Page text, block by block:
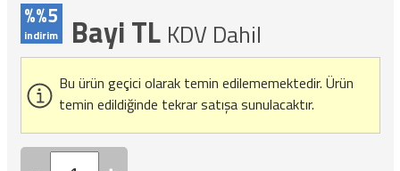
%%5
indirim Bayi TL KDV Dahil
Bu ürün geçici olarak temin edilememektedir. Ürün
temin edildiğinde tekrar satışa sunulacaktır.